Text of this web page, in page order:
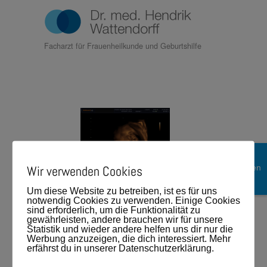
Facharzt für Frauenheilkunde und Geburtshilfe
online buchen
$larr;
Zurück zum
Wir verwenden Cookies
Um diese Website zu betreiben, ist es für uns
notwendig Cookies zu verwenden. Einige Cookies
sind erforderlich, um die Funktionalität zu
gewährleisten, andere brauchen wir für unsere
Statistik und wieder andere helfen uns dir nur die
Werbung anzuzeigen, die dich interessiert. Mehr
erfährst du in unserer Datenschutzerklärung.